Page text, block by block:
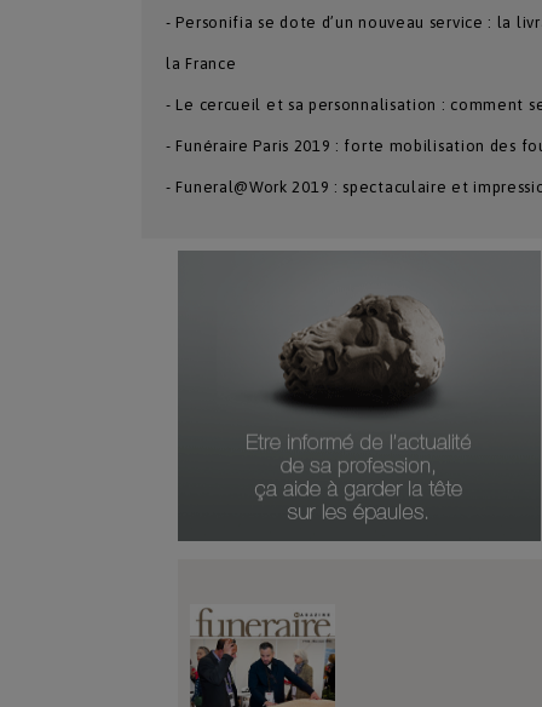
- Personifia se dote d’un nouveau service : la
la France
- Le cercueil et sa personnalisation : comment
- Funéraire Paris 2019 : forte mobilisation des
- Funeral@Work 2019 : spectaculaire et
Numéro Du Produit
Type De Produit
Genre Du Produit